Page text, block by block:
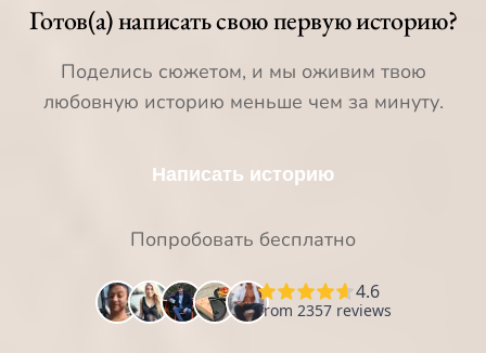
Готов(а) написать свою первую историю?
Поделись сюжетом, и мы оживим твою
любовную историю меньше чем за минуту.
Написать историю
Попробовать бесплатно